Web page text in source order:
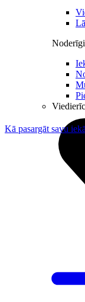
Noderīgi
Kā pasargāt savu